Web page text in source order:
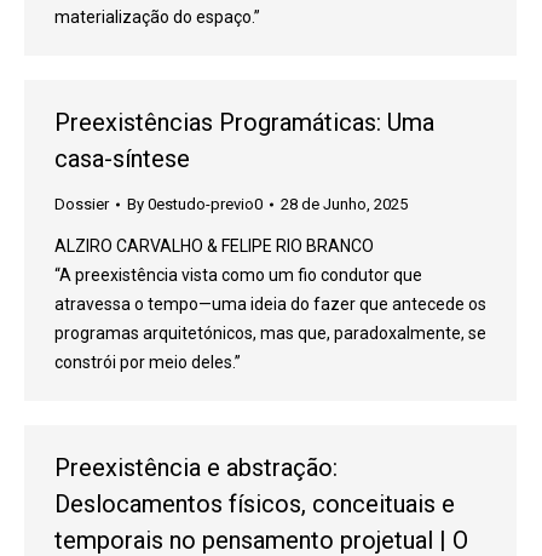
materialização do espaço.”
Preexistências Programáticas: Uma
casa-síntese
Dossier By 0estudo-previo0 28 de Junho, 2025
ALZIRO CARVALHO & FELIPE RIO BRANCO
“A preexistência vista como um fio condutor que
atravessa o tempo—uma ideia do fazer que antecede os
programas arquitetónicos, mas que, paradoxalmente, se
constrói por meio deles.”
Preexistência e abstração:
Deslocamentos físicos, conceituais e
temporais no pensamento projetual | O